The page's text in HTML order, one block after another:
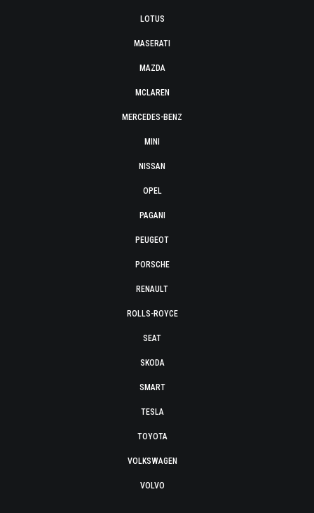
LOTUS
MASERATI
MAZDA
MCLAREN
MERCEDES-BENZ
MINI
NISSAN
OPEL
PAGANI
PEUGEOT
PORSCHE
RENAULT
ROLLS-ROYCE
SEAT
SKODA
SMART
TESLA
TOYOTA
VOLKSWAGEN
VOLVO